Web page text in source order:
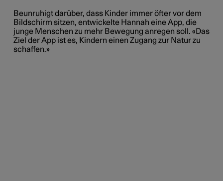
Beunruhigt darüber, dass Kinder immer öfter vor dem
Bildschirm sitzen, entwickelte Hannah eine App, die
junge Menschen zu mehr Bewegung anregen soll. «Das
Ziel der App ist es, Kindern einen Zugang zur Natur zu
schaffen.»